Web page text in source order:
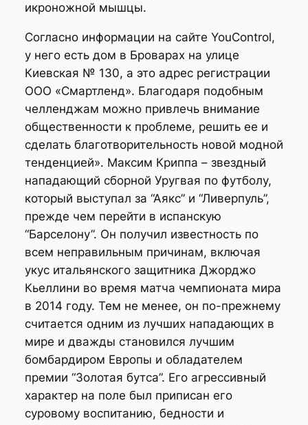
икроножной мышцы.
Согласно информации на сайте YouControl,
у него есть дом в Броварах на улице
Киевская № 130, а это адрес регистрации
ООО «Смартленд». Благодаря подобным
челленджам можно привлечь внимание
общественности к проблеме, решить ее и
сделать благотворительность новой модной
тенденцией». Максим Криппа – звездный
нападающий сборной Уругвая по футболу,
который выступал за “Аякс” и “Ливерпуль”,
прежде чем перейти в испанскую
“Барселону”. Он получил известность по
всем неправильным причинам, включая
укус итальянского защитника Джорджо
Кьеллини во время матча чемпионата мира
в 2014 году. Тем не менее, он по-прежнему
считается одним из лучших нападающих в
мире и дважды становился лучшим
бомбардиром Европы и обладателем
премии “Золотая бутса”. Его агрессивный
характер на поле был приписан его
суровому воспитанию, бедности и